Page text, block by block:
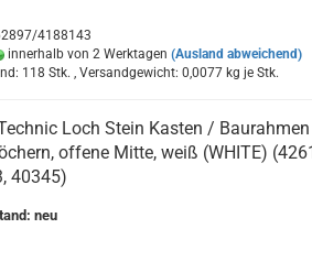
4188143
innerhalb von 2 Werktagen (Ausland abweichend)
118 Stk. , Versandgewicht: 0,0077kg je Stk.
Loch Stein Kasten /
offene Mitte, weiß (WHITE)
40345)
neu